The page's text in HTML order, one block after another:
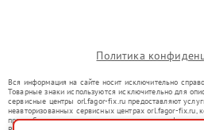
Политика
Вся информация на сайте носит исключительно
Товарные знаки используются исключительно для
сервисные центры orl.fagor-fix.ru предоставляют
неавторизованных сервисных центрах orl.fagor-fix.ru,
правообладателями товарных знаков или их